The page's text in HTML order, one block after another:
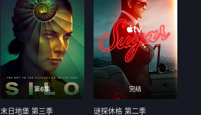
第6集
末日地堡 第三季
完结
谜探休格 第二季